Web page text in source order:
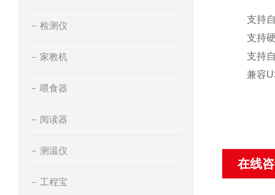
检测仪
家教机
喂食器
阅读器
测温仪
工程宝
支持
支持
支持
兼容
在线